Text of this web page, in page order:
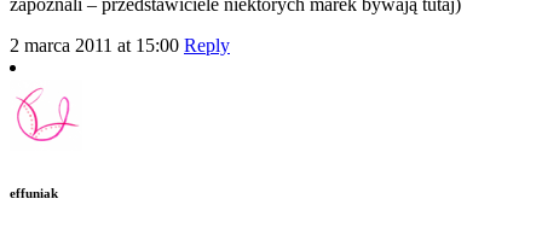
2 marca 2011 at 15:00 Reply
effuniak